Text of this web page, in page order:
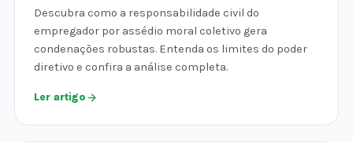
Descubra como a responsabilidade civil do
empregador por assédio moral coletivo gera
condenações robustas. Entenda os limites do poder
diretivo e confira a análise completa.
Ler artigo